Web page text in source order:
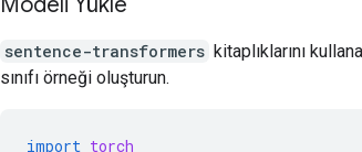
sentence-transformers kitaplıklarını
sınıfı örneği oluşturun.
import torch